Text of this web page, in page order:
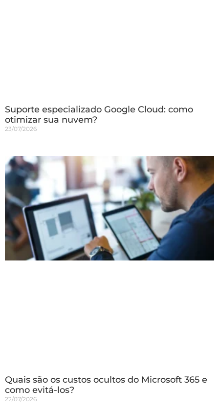
Suporte especializado Google Cloud: como
otimizar sua nuvem?
23/07/2026
Quais são os custos ocultos do Microsoft 365 e
como evitá-los?
22/07/2026